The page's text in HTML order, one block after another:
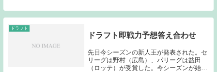
nikki.com)（1）の記事では、私が考える...
ドラフト
ドラフト即戦力予想答え合わせ
先日今シーズンの新人王が発表された。セ
リーグは野村（広島）、パリーグは益田
（ロッテ）が受賞した。今シーズンが始ま